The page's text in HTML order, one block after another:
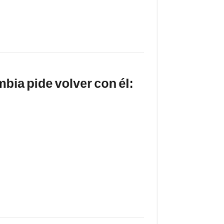
pide volver con él: